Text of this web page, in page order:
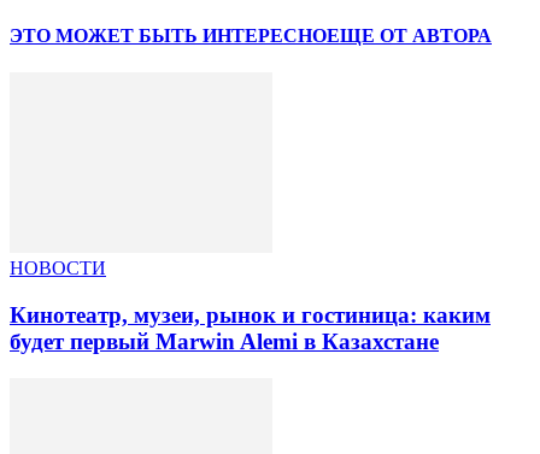
ЭТО МОЖЕТ БЫТЬ ИНТЕРЕСНОЕЩЕ ОТ АВТОРА
НОВОСТИ
Кинотеатр, музеи, рынок и гостиница: каким
будет первый Marwin Alemi в Казахстане